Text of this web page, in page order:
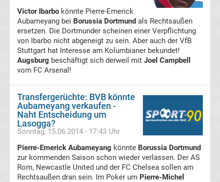
Transfergerüchte
Hallescher
FC
Hamburger
Transfergerüchte
Victor Ibarbo könnte Pierre-Emerick
Aubameyang bei Borussia Dortmund als Rechtsaußen
ersetzen. Die Dortmunder scheinen einer Verpflichtung
von Ibarbo nicht abgeneigt zu sein. Aber auch der VfB
Stuttgart hat Interesse am Kolumbianer bekundet!
Augsburg beschäftigt sich derweil mit Joel Campbell
vom FC Arsenal!
Transfergerüchte: BVB könnte
Aubameyang verkaufen -
Naht Entscheidung um
Lasogga?
Sonntag, 15.06.2014 - 17:43 Uhr
Pierre-Emerick Aubameyang könnte Borussia Dortmund
zur kommenden Saison schon wieder verlassen. Der AS
Rom, Newcastle United und der FC Chelsea sollen am
Rechtsaußen dran sein. Im Poker um Pierre-Michel